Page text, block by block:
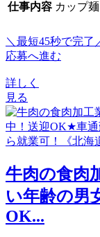
仕事内容 カップ
＼最短45秒で完了
応募へ進む
詳しく
見る
牛肉の食肉
い年齢の男
OK...